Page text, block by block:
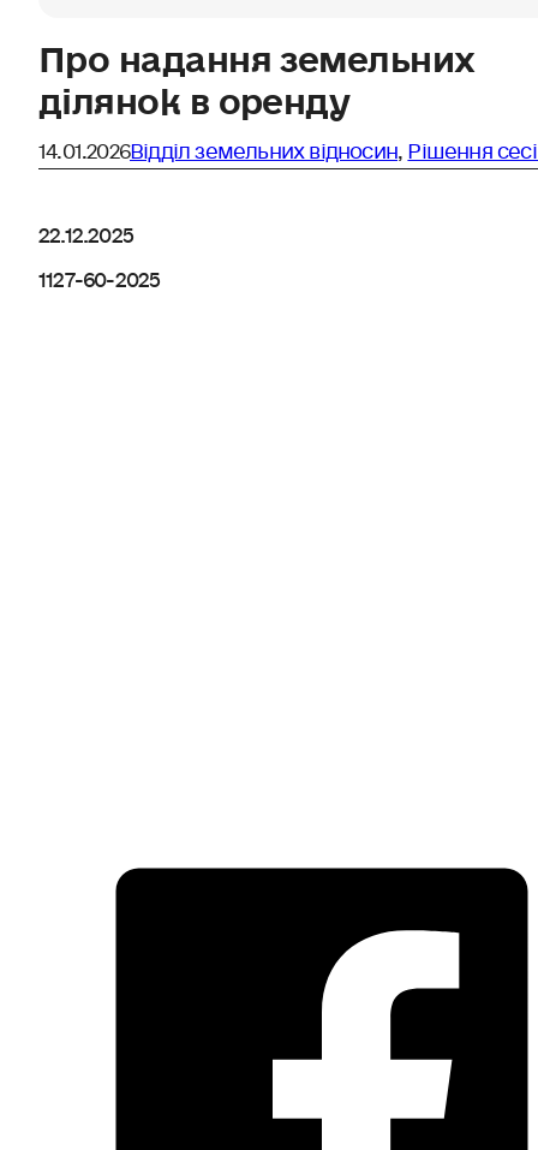
Про надання земельних
ділянок в оренду
14.01.2026Відділ земельних відносин Рішення
22.12.2025
1127-60-2025